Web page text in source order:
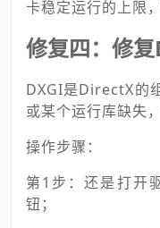
卡稳定运行的上限
修复四：修
DXGI是DirectX的
或某个运行库缺失
操作步骤：
第1步：还是打开
钮；